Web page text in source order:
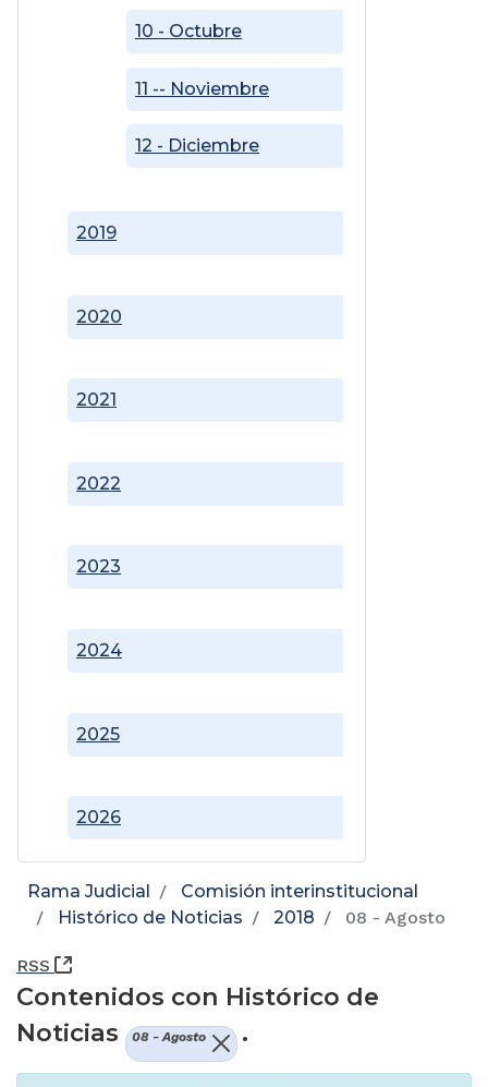
10 - Octubre
11 -- Noviembre
12 - Diciembre
2019
2020
2021
2022
2023
2024
2025
2026
Rama Judicial
Comisión interinstitucional
Histórico de Noticias
2018 08 - Agosto
RSS (Abre una nueva ventana)
Contenidos con Histórico de
Noticias
08 - Agosto .